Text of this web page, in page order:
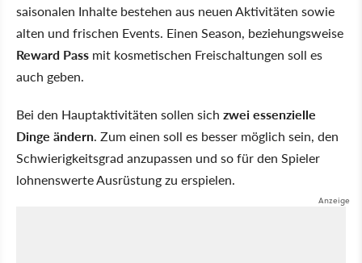
saisonalen Inhalte bestehen aus neuen Aktivitäten sowie
alten und frischen Events. Einen Season, beziehungsweise
Reward Pass mit kosmetischen Freischaltungen soll es
auch geben.
Bei den Hauptaktivitäten sollen sich zwei essenzielle
Dinge ändern. Zum einen soll es besser möglich sein, den
Schwierigkeitsgrad anzupassen und so für den Spieler
lohnenswerte Ausrüstung zu erspielen.